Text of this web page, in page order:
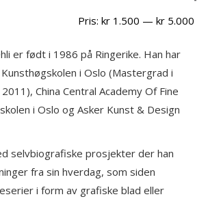
Pris: kr 1.500 — kr 5.000
er født i 1986 på Ringerike. Han har
i Oslo (Mastergrad i
China Central Academy Of Fine
i Oslo og Asker Kunst & Design
selvbiografiske prosjekter der han
fra sin hverdag, som siden
i form av grafiske blad eller